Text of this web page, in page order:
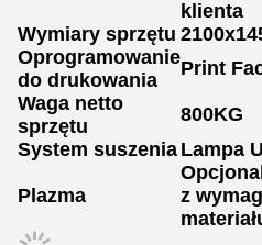
klienta
Wymiary sprzętu
Oprogramowanie
do drukowania
Print
Waga netto
sprzętu
800KG
System suszenia Lampa
Plazma
z